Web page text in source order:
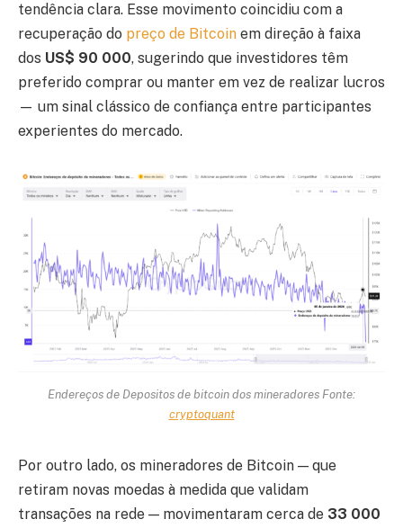
tendência clara. Esse movimento coincidiu com a
recuperação do preço de Bitcoin em direção à faixa
dos US$ 90 000, sugerindo que investidores têm
preferido comprar ou manter em vez de realizar lucros
— um sinal clássico de confiança entre participantes
experientes do mercado.
Endereços de Depositos de bitcoin dos mineradores Fonte:
cryptoquant
Por outro lado, os mineradores de Bitcoin — que
retiram novas moedas à medida que validam
transações na rede — movimentaram cerca de 33 000